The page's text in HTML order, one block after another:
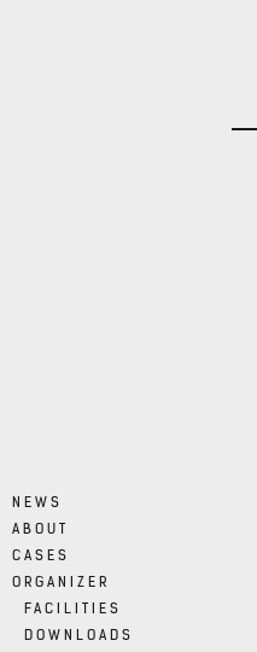
NEWS
ABOUT
CASES
ORGANIZER
FACILITIES
DOWNLOADS